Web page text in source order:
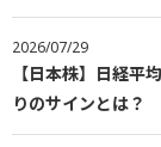
2026/07/29
【日本株】日経平
りのサインとは？